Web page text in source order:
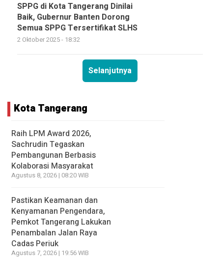
SPPG di Kota Tangerang Dinilai
Baik, Gubernur Banten Dorong
Semua SPPG Tersertifikat SLHS
2 Oktober 2025 - 18:32
Selanjutnya
Kota Tangerang
Raih LPM Award 2026,
Sachrudin Tegaskan
Pembangunan Berbasis
Kolaborasi Masyarakat
Agustus 8, 2026 | 08:20 WIB
Pastikan Keamanan dan
Kenyamanan Pengendara,
Pemkot Tangerang Lakukan
Penambalan Jalan Raya
Cadas Periuk
Agustus 7, 2026 | 19:56 WIB